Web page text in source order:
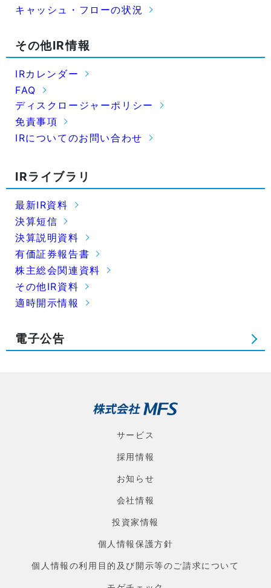
キャッシュ・フローの状況
その他IR情報
IRカレンダー
FAQ
ディスクロージャーポリシー
免責事項
IRについてのお問い合わせ
IRライブラリ
最新IR資料
決算短信
決算説明資料
有価証券報告書
株主総会関連資料
その他IR資料
適時開示情報
電子公告
サービス
採用情報
お知らせ
会社情報
投資家情報
個人情報保護方針
個人情報の利用目的及び開示等のご請求について